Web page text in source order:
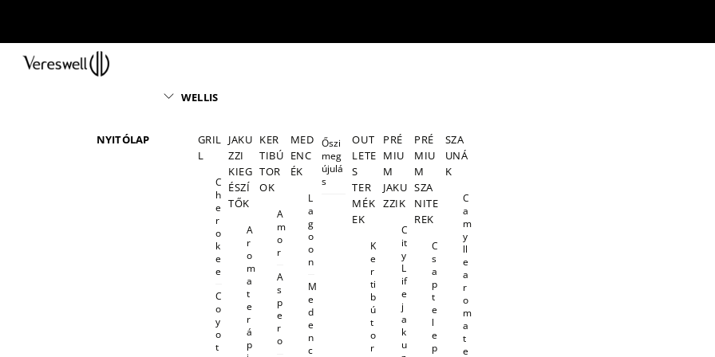
content
NYITÓLAP
WELLIS
GRIL
L
C
h
e
r
o
k
e
e
C
o
y
o
t
JAKU
ZZI
KIEG
ÉSZÍ
TŐK
A
r
o
m
a
t
e
r
á
p
KER
TIBÚ
TOR
OK
A
m
o
r
A
s
p
e
r
o
MED
ENC
ÉK
L
a
g
o
o
n
M
e
d
e
n
c
Őszi
meg
újulá
s
OUT
LETE
S
TER
MÉK
EK
K
e
r
ti
b
ú
t
o
r
PRÉ
MIU
M
JAKU
ZZIK
C
it
y
L
if
e
j
a
k
u
PRÉ
MIU
M
SZA
NITE
REK
C
s
a
p
t
e
l
e
p
SZA
UNÁ
K
C
a
m
y
ll
e
a
r
o
m
a
t
e